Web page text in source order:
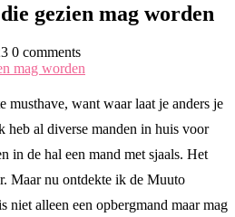
gezien mag worden
0 comments
musthave, want waar laat je anders je
heb al diverse manden in huis voor
in de hal een mand met sjaals. Het
Maar nu ontdekte ik de Muuto
niet alleen een opbergmand maar mag